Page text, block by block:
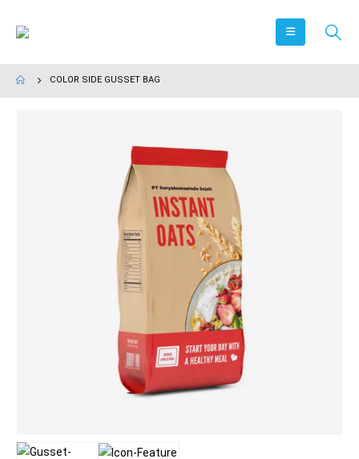
COLOR SIDE GUSSET BAG